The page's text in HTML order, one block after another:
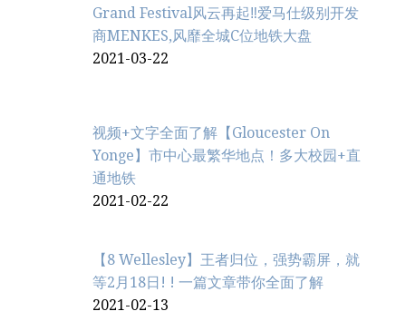
Grand Festival风云再起‼️爱马仕级别开发
商MENKES,风靡全城C位地铁大盘
2021-03-22
视频+文字全面了解【Gloucester On
Yonge】市中心最繁华地点！多大校园+直
通地铁
2021-02-22
【8 Wellesley】王者归位，强势霸屏，就
等2月18日! ! 一篇文章带你全面了解
2021-02-13